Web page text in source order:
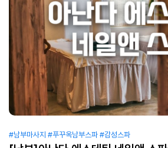
#남부마사지 #푸꾸옥남부스파 #감성스파